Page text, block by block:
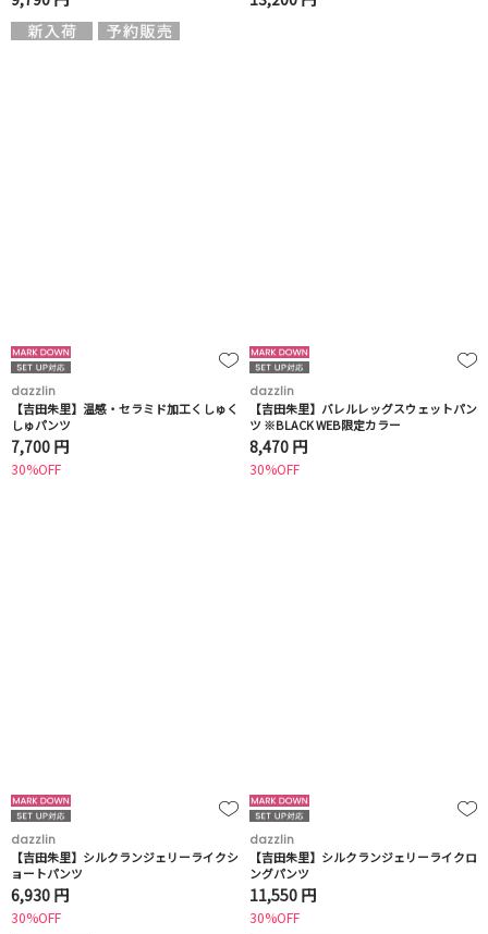
dazzlin
【吉田朱里】温感・セラミド加工くしゅく
しゅパンツ
7,700 円
30%OFF
dazzlin
【吉田朱里】バレルレッグスウェットパン
ツ ※BLACK WEB限定カラー
8,470 円
30%OFF
dazzlin
【吉田朱里】シルクランジェリーライクシ
ョートパンツ
6,930 円
30%OFF
dazzlin
【吉田朱里】シルクランジェリーライクロ
ングパンツ
11,550 円
30%OFF